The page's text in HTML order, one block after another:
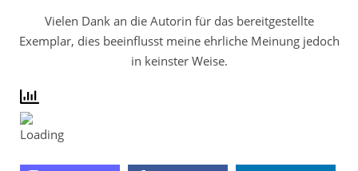
Vielen Dank an die Autorin für das bereitgestellte
Exemplar, dies beeinflusst meine ehrliche Meinung jedoch
in keinster Weise.